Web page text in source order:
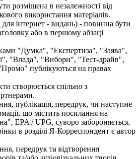
розміщена в незалежності від
використання матеріалів.
інтернет - видань) - повинна бути
або в першому абзаці
"Думка", "Експертиза", "Заява",
"Влада", "Вибори", "Тест-драйв",
публікуються на правах
створюється спільно з
публікація, передрук, чи наступне
що містить посилання на
EPA / UPG, суворо забороняється.
в розділі Я-Корреспондент є автор
передрук та відтворення